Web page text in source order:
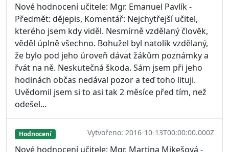
Nové hodnocení učitele: Mgr. Emanuel Pavlík -
Předmět: dějepis, Komentář: Nejchytřejší učitel,
kterého jsem kdy viděl. Nesmírně vzdělaný člověk,
věděl úplně všechno. Bohužel byl natolik vzdělaný,
že bylo pod jeho úroveň dávat žákům poznámky a
řvát na ně. Neskutečná škoda. Sám jsem při jeho
hodinách občas nedával pozor a teď toho lituji.
Uvědomil jsem si to asi tak 2 měsíce před tím, než
odešel...
Hodnocení Vytvořeno: 2016-10-13T00:00:00.000Z
Nové hodnocení učitele: Mgr. Martina Mikešová -